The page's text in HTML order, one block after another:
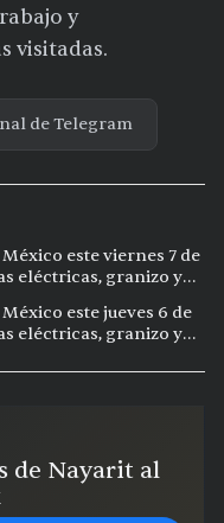
y
visitadas.
de Telegram
este viernes 7 de
eléctricas, granizo y
este jueves 6 de
eléctricas, granizo y
de Nayarit al